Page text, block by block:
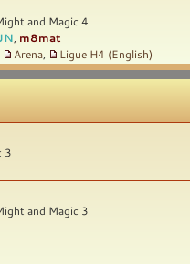
and Magic 4
m8mat
Arena Ligue H4 (English)
3
and Magic 3